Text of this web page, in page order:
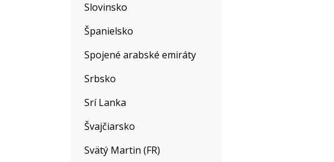
Slovinsko
Španielsko
Spojené arabské emiráty
Srbsko
Srí Lanka
Švajčiarsko
Svätý Martin (FR)